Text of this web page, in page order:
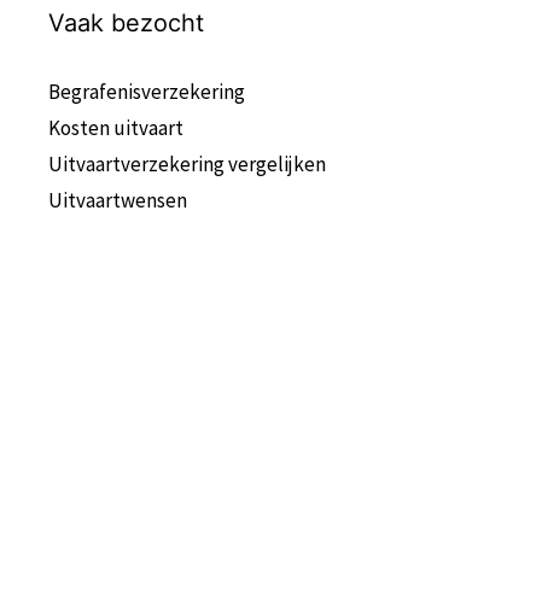
Vaak bezocht
Begrafenisverzekering
Kosten uitvaart
Uitvaartverzekering vergelijken
Uitvaartwensen